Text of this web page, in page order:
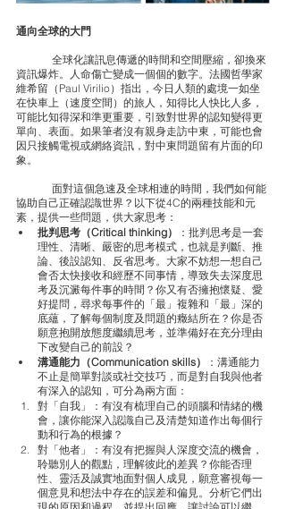
通向全球的大門
資訊爆炸。人命傷亡變成一個個的數字。法國哲學家
維希留（Paul Virilio）指出，今日人類的處境一如坐
在快車上（速度空間）的旅人，知得比人快比人多，
可能比知得深和準更重要，引致對世界的認知變得更
單向、表面。如果筆者沒有親身走訪中東，可能也會
因只接觸電視或網絡資訊，對中東問題留有片面的印
象。
協助自己正確認識世界？以下從4C的兩種技能和元
素，提供一些問題，供大家思考：
批判思考（Critical thinking）
：批判思考是一套
理性、清晰、嚴密的思考模式，也就是判斷、推
論、後設認知、反省思考。大家不妨想一想自己
會否太快接收和經歷不同事情，導致失去深度思
考及沉澱每件事的時間？你又有否擁抱懷疑、愛
好提問，尋求每事件的「最」複雜和「最」深的
底蘊，了解每個制度及問題的癥結所在？你是否
願意抱開放態度繼續思考，並準備好在充分理由
下改變自己的前設？
溝通能力（Communication skills）
：溝通能力
不止是簡單對談或社交技巧，而是對自我與他者
有深入的認知，可分為兩方面：
對「自我」：有沒有梳理自己的頭腦和情緒的機
會，讓你能深入認識自己及清楚知道作出每個行
動和行為的根據？
對「他者」：有沒有把握與人深度交流的機會，
聆聽別人的觀點，理解彼此的差異？你能否理
性、靈活及誠實地面對個人成見，願意審視每一
個意見和想法中存在的誤差和偏見。分析它們出